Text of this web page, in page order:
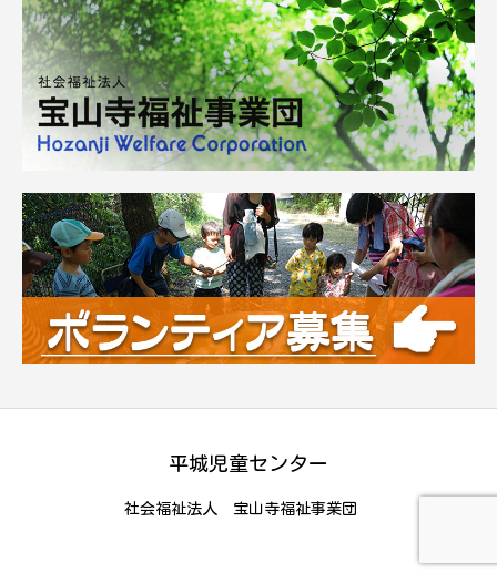
平城児童センター
社会福祉法人 宝山寺福祉事業団